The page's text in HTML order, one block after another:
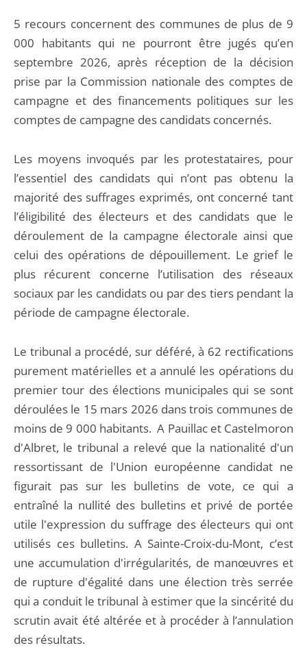
5 recours concernent des communes de plus de 9
000 habitants qui ne pourront être jugés qu’en
septembre 2026, après réception de la décision
prise par la Commission nationale des comptes de
campagne et des financements politiques sur les
comptes de campagne des candidats concernés.
Les moyens invoqués par les protestataires, pour
l’essentiel des candidats qui n’ont pas obtenu la
majorité des suffrages exprimés, ont concerné tant
l’éligibilité des électeurs et des candidats que le
déroulement de la campagne électorale ainsi que
celui des opérations de dépouillement. Le grief le
plus récurent concerne l’utilisation des réseaux
sociaux par les candidats ou par des tiers pendant la
période de campagne électorale.
Le tribunal a procédé, sur déféré, à 62 rectifications
purement matérielles et a annulé les opérations du
premier tour des élections municipales qui se sont
déroulées le 15 mars 2026 dans trois communes de
moins de 9 000 habitants. A Pauillac et Castelmoron
d'Albret, le tribunal a relevé que la nationalité d'un
ressortissant de l'Union européenne candidat ne
figurait pas sur les bulletins de vote, ce qui a
entraîné la nullité des bulletins et privé de portée
utile l'expression du suffrage des électeurs qui ont
utilisés ces bulletins. A Sainte-Croix-du-Mont, c’est
une accumulation d'irrégularités, de manœuvres et
de rupture d'égalité dans une élection très serrée
qui a conduit le tribunal à estimer que la sincérité du
scrutin avait été altérée et à procéder à l’annulation
des résultats.